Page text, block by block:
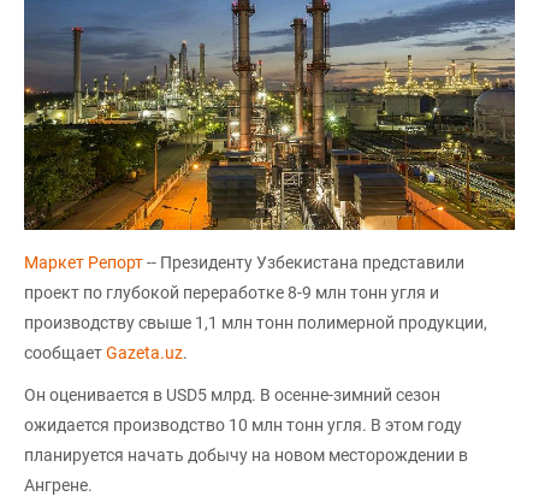
Маркет Репорт-- Президенту Узбекистана представили
проект по глубокой переработке 8-9 млн тонн угля и
производству свыше 1,1 млн тонн полимерной продукции,
сообщаетGazeta.uz.
Он оценивается в USD5 млрд. В осенне-зимний сезон
ожидается производство 10 млн тонн угля. В этом году
планируется начать добычу на новом месторождении в
Ангрене.